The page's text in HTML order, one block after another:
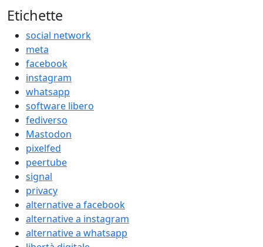
Etichette
social network
meta
facebook
instagram
whatsapp
software libero
fediverso
Mastodon
pixelfed
peertube
signal
privacy
alternative a facebook
alternative a instagram
alternative a whatsapp